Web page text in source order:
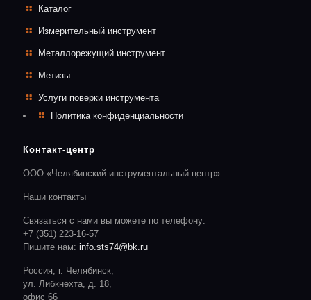
Каталог
Измерительный инструмент
Металлорежущий инструмент
Метизы
Услуги поверки инструмента
Политика конфиденциальности
Контакт-центр
ООО «Челябинский инструментальный центр»
Наши контакты
Связаться с нами вы можете по телефону:
+7 (351) 223-16-57
Пишите нам: info.sts74@bk.ru
Россия, г. Челябинск,
ул. Либкнехта, д. 18,
офис 66